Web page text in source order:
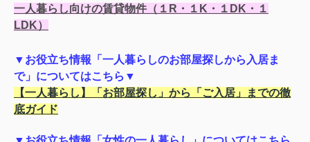
一人暮らし向けの賃貸物件（１R・１K・１DK・１
LDK）
▼お役立ち情報「一人暮らしのお部屋探しから入居ま
で」についてはこちら▼
【一人暮らし】「お部屋探し」から「ご入居」までの徹
底ガイド